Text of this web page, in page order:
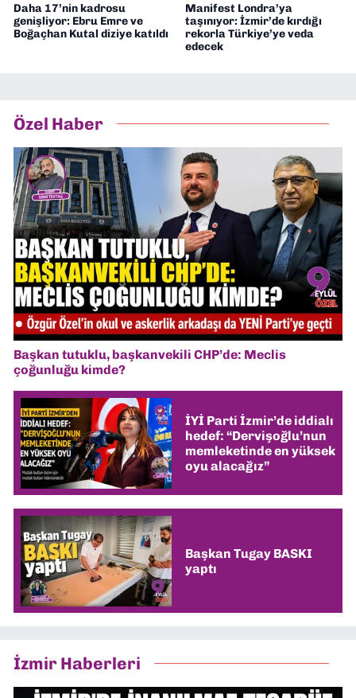
Daha 17’nin kadrosu
genişliyor: Ebru Emre ve
Boğaçhan Kutal diziye katıldı
Manifest Londra’ya
taşınıyor: İzmir’de kırdığı
rekorla Türkiye’ye veda
edecek
Özel Haber
Başkan tutuklu, başkanvekili CHP’de: Meclis
çoğunluğu kimde?
İYİ Parti İzmir’de iddialı
hedef: “Dervişoğlu’nun
memleketinde en yüksek
oyu alacağız”
Başkan Tugay BASKI
yaptı
İzmir Haberleri